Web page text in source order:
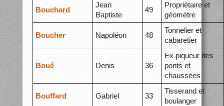
Bouchard
Jean
Baptiste
49
Propriétaire et
géomètre
Boucher Napoléon 48
Tonnelier et
cabaretier
Boué Denis 36
Ex piqueur des
ponts et
chaussées
Bouffard Gabriel 33
Tisserand et
boulanger